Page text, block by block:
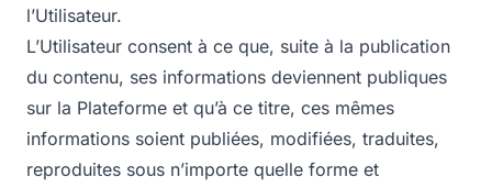
l’Utilisateur.
L’Utilisateur consent à ce que, suite à la publication
du contenu, ses informations deviennent publiques
sur la Plateforme et qu’à ce titre, ces mêmes
informations soient publiées, modifiées, traduites,
reproduites sous n’importe quelle forme et